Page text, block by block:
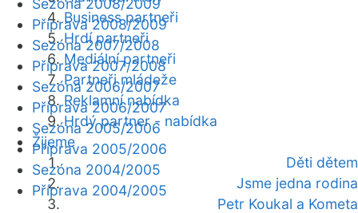
Business partneři
Hrdí partneři
Mediální partneři
Partneři mládeže
Reklamní nabídka
Hrdý partner - nabídka
Žijeme
Děti dětem
Jsme jedna rodina
Petr Koukal a Kometa
Sezóna 2008/2009
Příprava 2008/2009
Sezóna 2007/2008
Příprava 2007/2008
Sezóna 2006/2007
Příprava 2006/2007
Sezóna 2005/2006
Příprava 2005/2006
Sezóna 2004/2005
Příprava 2004/2005